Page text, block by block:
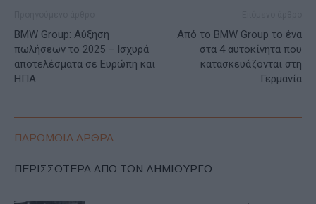
BMW Group: Αύξηση
πωλήσεων το 2025 – Ισχυρά
αποτελέσματα σε Ευρώπη και
ΗΠΑ
Από το BMW Group το ένα
στα 4 αυτοκίνητα που
κατασκευάζονται στη
Γερμανία
ΠΑΡΟΜΟΙΑ ΑΡΘΡΑ
ΠΕΡΙΣΣΟΤΕΡΑ ΑΠΟ ΤΟΝ ΔΗΜΙΟΥΡΓΟ